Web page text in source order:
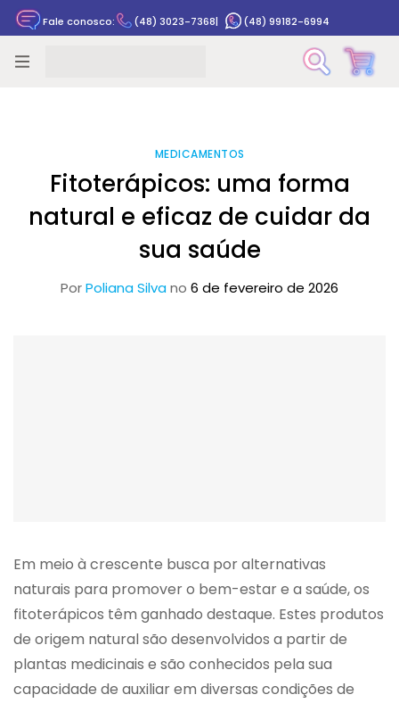
Fale conosco: (48) 3023-7368| (48) 99182-6994
MEDICAMENTOS
Fitoterápicos: uma forma
natural e eficaz de cuidar da
sua saúde
PorPoliana Silvano 6 de fevereiro de 2026
Em meio à crescente busca por alternativas
naturais para promover o bem-estar e a saúde, os
fitoterápicos têm ganhado destaque. Estes produtos
de origem natural são desenvolvidos a partir de
plantas medicinais e são conhecidos pela sua
capacidade de auxiliar em diversas condições de